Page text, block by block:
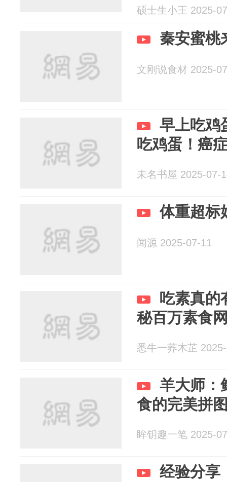
硕士生小王 2025-
秦安蜜桃
文刚说食材 2025-
早上吃鸡
吃鸡蛋！癌
未名书屋 2025-07-
体重超标
闻源 2025-07-11
吃素真的
秘百万素食
悉牛一荞木芷
羊大师：
食的完美拼
眸钥趣一笔 2025-
经验分享